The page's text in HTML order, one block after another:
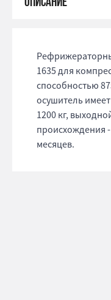
1635 для
способностью
осушитель
1200 кг,
происхождения -
месяцев.